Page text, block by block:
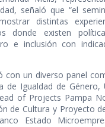
señaló que “el
distintas
donde existen
e inclusión con
con un diverso panel
de Igualdad de Género,
of Projects Pampa
de Cultura y Proyecto
Estado